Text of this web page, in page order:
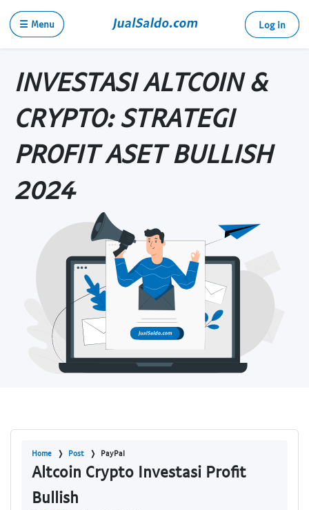
☰ Menu Log in
INVESTASI ALTCOIN &
CRYPTO: STRATEGI
PROFIT ASET BULLISH
2024
Home Post PayPal
Altcoin Crypto Investasi Profit
Bullish